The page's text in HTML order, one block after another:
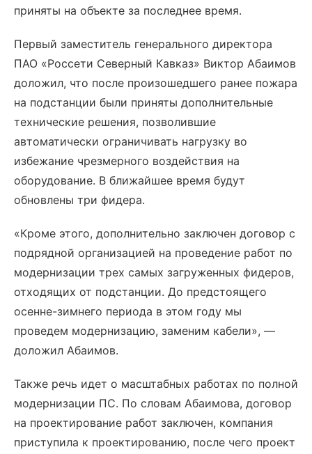
приняты на объекте за последнее время.
Первый заместитель генерального директора
ПАО «Россети Северный Кавказ» Виктор Абаимов
доложил, что после произошедшего ранее пожара
на подстанции были приняты дополнительные
технические решения, позволившие
автоматически ограничивать нагрузку во
избежание чрезмерного воздействия на
оборудование. В ближайшее время будут
обновлены три фидера.
«Кроме этого, дополнительно заключен договор с
подрядной организацией на проведение работ по
модернизации трех самых загруженных фидеров,
отходящих от подстанции. До предстоящего
осенне-зимнего периода в этом году мы
проведем модернизацию, заменим кабели», —
доложил Абаимов.
Также речь идет о масштабных работах по полной
модернизации ПС. По словам Абаимова, договор
на проектирование работ заключен, компания
приступила к проектированию, после чего проект